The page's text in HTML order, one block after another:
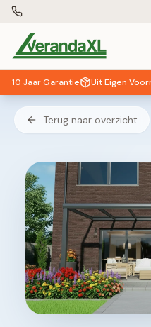
10 Jaar Garantie Uit Eigen
Terug naar overzicht